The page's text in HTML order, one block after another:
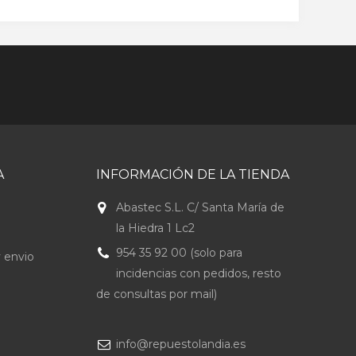
envio
INFORMACIÓN DE LA TIENDA
Abastec S.L. C/ Santa María de
la Hiedra 1 Lc2
954 35 92 00 (solo para
incidencias con pedidos, resto
de consultas por mail)
info@repuestolandia.es